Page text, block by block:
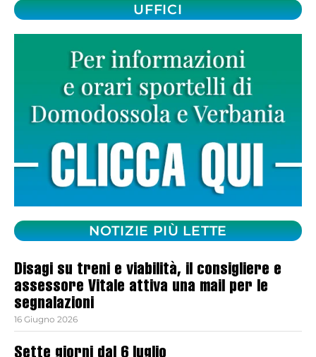
UFFICI
NOTIZIE PIÙ LETTE
Disagi su treni e viabilità, il consigliere e
assessore Vitale attiva una mail per le
segnalazioni
16 Giugno 2026